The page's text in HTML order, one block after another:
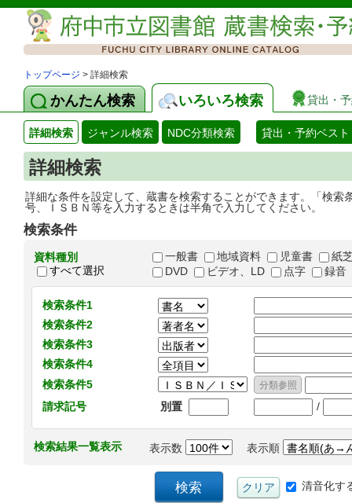
トップページ > 詳細検索
かんたん検索 いろいろ検索 貸出・
詳細検索 ジャンル検索 NDC分類検索 貸出・予約ベスト
詳細検索
詳細な条件を設定して、蔵書を検索することができます。「検
号、ＩＳＢＮ等を入力するときは半角で入力してください。
検索条件
資料種別
すべて選択
一般書 地域資料 児童書
紙
DVD
ビデオ、LD 点字 録音
検索条件1
検索条件2
検索条件3
検索条件4
検索条件5
請求記号
別置 /
検索結果一覧表示 表示数 表示順
清音化す